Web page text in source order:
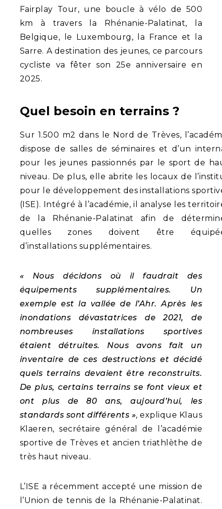
Fairplay Tour, une boucle à vélo de 500
km à travers la Rhénanie-Palatinat, la
Belgique, le Luxembourg, la France et la
Sarre. A destination des jeunes, ce parcours
cycliste va fêter son 25e anniversaire en
2025.
Quel besoin en terrains ?
Sur 1.500 m2 dans le Nord de Trèves,
dispose de salles de séminaires et d’un
pour les jeunes passionnés par le sport de
niveau. De plus, elle abrite les locaux de
pour le développement des installations
(ISE). Intégré à l’académie, il analyse les
de la Rhénanie-Palatinat afin de
quelles zones doivent être
d’installations supplémentaires.
« Nous décidons où il faudrait des
équipements supplémentaires. Un
exemple est la vallée de l’Ahr. Après les
inondations dévastatrices de 2021, de
nombreuses installations sportives
étaient détruites. Nous avons fait un
inventaire de ces destructions et décidé
quels terrains devaient être reconstruits.
De plus, certains terrains se font vieux et
ont plus de 80 ans, aujourd’hui, les
standards sont différents », explique Klaus
Klaeren, secrétaire général de l’académie
sportive de Trèves et ancien triathlèthe de
très haut niveau.
L’ISE a récemment accepté une mission de
l’Union de tennis de la Rhénanie-Palatinat.